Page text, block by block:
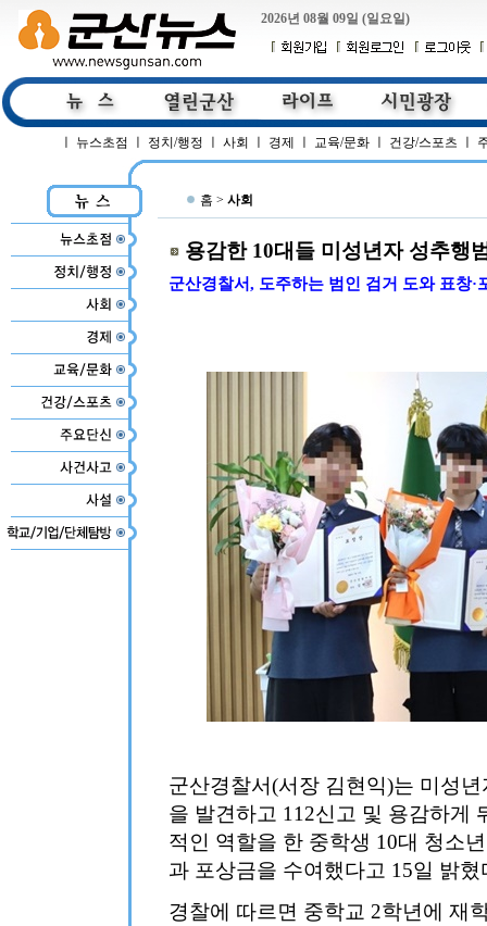
2026년 08월 09일 (일요일)
뉴스초점 정치/행정 사회 경제 교육/문화 건강/스포츠
홈 > 사회
용감한 10대들 미성년자 성추행
군산경찰서, 도주하는 범인 검거 도와 표창·
군산경찰서(서장 김현익)는 미성
을 발견하고 112신고 및 용감하게
적인 역할을 한 중학생 10대 청소
과 포상금을 수여했다고 15일 밝혔
경찰에 따르면 중학교 2학년에 재